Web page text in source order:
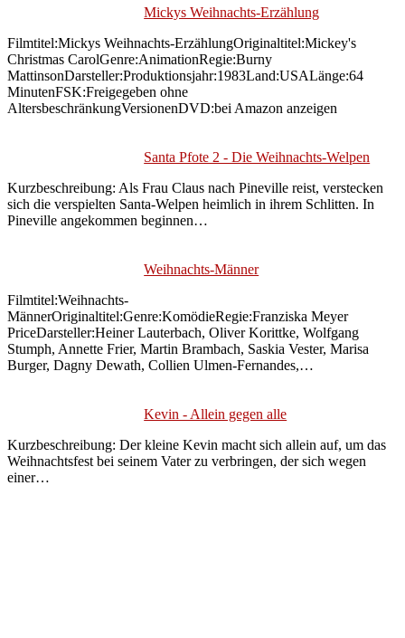
Mickys Weihnachts-Erzählung
Filmtitel:Mickys Weihnachts-ErzählungOriginaltitel:Mickey's
Christmas CarolGenre:AnimationRegie:Burny
MattinsonDarsteller:Produktionsjahr:1983Land:USALänge:64
MinutenFSK:Freigegeben ohne
AltersbeschränkungVersionenDVD:bei Amazon anzeigen
Santa Pfote 2 - Die Weihnachts-Welpen
Kurzbeschreibung: Als Frau Claus nach Pineville reist, verstecken
sich die verspielten Santa-Welpen heimlich in ihrem Schlitten. In
Pineville angekommen beginnen…
Weihnachts-Männer
Filmtitel:Weihnachts-
MännerOriginaltitel:Genre:KomödieRegie:Franziska Meyer
PriceDarsteller:Heiner Lauterbach, Oliver Korittke, Wolfgang
Stumph, Annette Frier, Martin Brambach, Saskia Vester, Marisa
Burger, Dagny Dewath, Collien Ulmen-Fernandes,…
Kevin - Allein gegen alle
Kurzbeschreibung: Der kleine Kevin macht sich allein auf, um das
Weihnachtsfest bei seinem Vater zu verbringen, der sich wegen
einer…